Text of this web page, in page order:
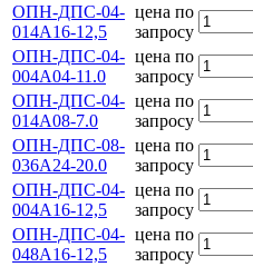
ОПН-ДПС-04-
014А16-12,5
цена по
запросу
ОПН-ДПС-04-
004А04-11.0
цена по
запросу
ОПН-ДПС-04-
014А08-7.0
цена по
запросу
ОПН-ДПС-08-
036А24-20.0
цена по
запросу
ОПН-ДПС-04-
004А16-12,5
цена по
запросу
ОПН-ДПС-04-
048А16-12,5
цена по
запросу